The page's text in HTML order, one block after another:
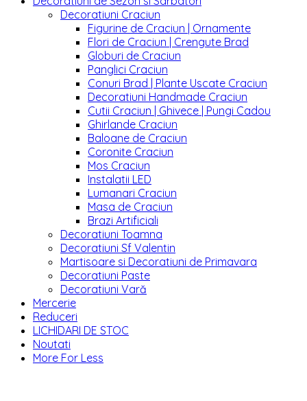
Decoratiuni Craciun
Figurine de Craciun | Ornamente
Flori de Craciun | Crengute Brad
Globuri de Craciun
Panglici Craciun
Conuri Brad | Plante Uscate Craciun
Decoratiuni Handmade Craciun
Cutii Craciun | Ghivece | Pungi Cadou
Ghirlande Craciun
Baloane de Craciun
Coronite Craciun
Mos Craciun
Instalatii LED
Lumanari Craciun
Masa de Craciun
Brazi Artificiali
Decoratiuni Toamna
Decoratiuni Sf Valentin
Martisoare si Decoratiuni de Primavara
Decoratiuni Paste
Decoratiuni Vară
Mercerie
Reduceri
LICHIDARI DE STOC
Noutati
More For Less